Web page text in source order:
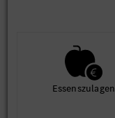
Essens­zulagen